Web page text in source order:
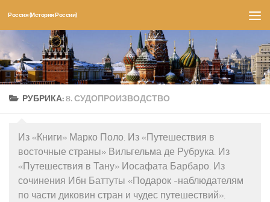
Перейти к содержимому
Россия (История России)
РУБРИКА:8. СУДОПРОИЗВОДСТВО
Из «Книги» Марко Поло. Из «Путешествия в
восточные страны» Вильгельма де Рубрука. Из
«Путешествия в Тану» Иосафата Барбаро. Из
сочинения Ибн Баттуты «Подарок -наблюдателям
по части диковин стран и чудес путешествий».